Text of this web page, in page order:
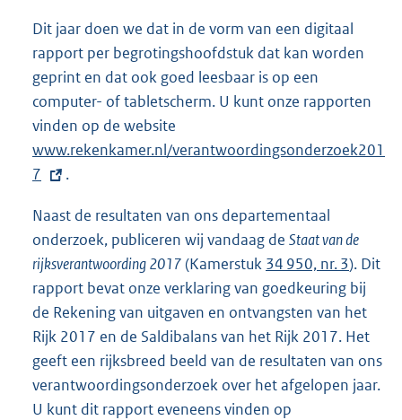
Dit jaar doen we dat in de vorm van een digitaal
rapport per begrotingshoofdstuk dat kan worden
geprint en dat ook goed leesbaar is op een
computer- of tabletscherm. U kunt onze rapporten
vinden op de website
x
r
n
e
l
i
n
k
:
www.rekenkamer.nl/verantwoordingsonderzoek201
7
.
Naast de resultaten van ons departementaal
onderzoek, publiceren wij vandaag de Staat van de
rijksverantwoording 2017(Kamerstuk 34 950, nr. 3). Dit
rapport bevat onze verklaring van goedkeuring bij
de Rekening van uitgaven en ontvangsten van het
Rijk 2017 en de Saldibalans van het Rijk 2017. Het
geeft een rijksbreed beeld van de resultaten van ons
verantwoordingsonderzoek over het afgelopen jaar.
U kunt dit rapport eveneens vinden op